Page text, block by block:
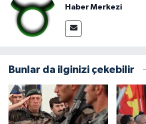
Haber Merkezi
Bunlar da ilginizi çekebilir